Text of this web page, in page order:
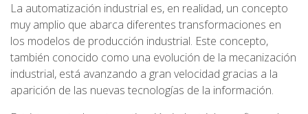
La automatización industrial es, en realidad, un concepto
muy amplio que abarca diferentes transformaciones en
los modelos de producción industrial. Este concepto,
también conocido como una evolución de la mecanización
industrial, está avanzando a gran velocidad gracias a la
aparición de las nuevas tecnologías de la información.